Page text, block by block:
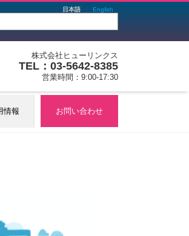
日本語 English
株式会社ヒューリンクス
TEL：03-5642-8385
営業時間：9:00-17:30
情報 お問い合わせ